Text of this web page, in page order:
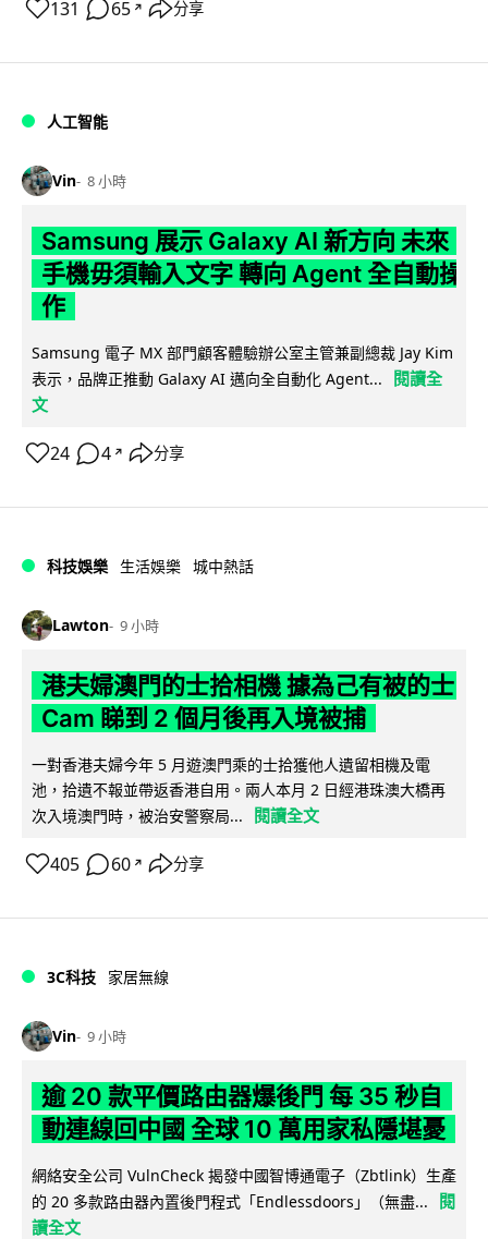
131 65 ↗ 分享
人工智能
Vin 8 小時
Samsung 展示 Galaxy AI 新方向 未來
手機毋須輸入文字 轉向 Agent 全自動操
作
Samsung 電子 MX 部門顧客體驗辦公室主管兼副總裁 Jay Kim
表示，品牌正推動 Galaxy AI 邁向全自動化 Agent...
閱讀全
文
24 4 ↗ 分享
科技娛樂 生活娛樂 城中熱話
Lawton 9 小時
港夫婦澳門的士拾相機 據為己有被的士
Cam 睇到 2 個月後再入境被捕
一對香港夫婦今年 5 月遊澳門乘的士拾獲他人遺留相機及電
池，拾遺不報並帶返香港自用。兩人本月 2 日經港珠澳大橋再
次入境澳門時，被治安警察局...
閱讀全文
405 60 ↗ 分享
3C科技 家居無線
Vin 9 小時
逾 20 款平價路由器爆後門 每 35 秒自
動連線回中國 全球 10 萬用家私隱堪憂
網絡安全公司 VulnCheck 揭發中國智博通電子（Zbtlink）生產
的 20 多款路由器內置後門程式「Endlessdoors」（無盡...
閱
讀全文